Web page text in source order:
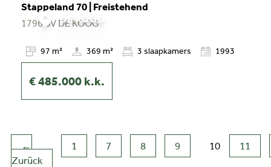
DE KOOG
Stappeland 70 | Freistehend
1796 BV DE KOOG
97 m² 369 m² 3 slaapkamers 1993
€ 485.000 k.k.
←
Zurück
1 7 8 9
10
11